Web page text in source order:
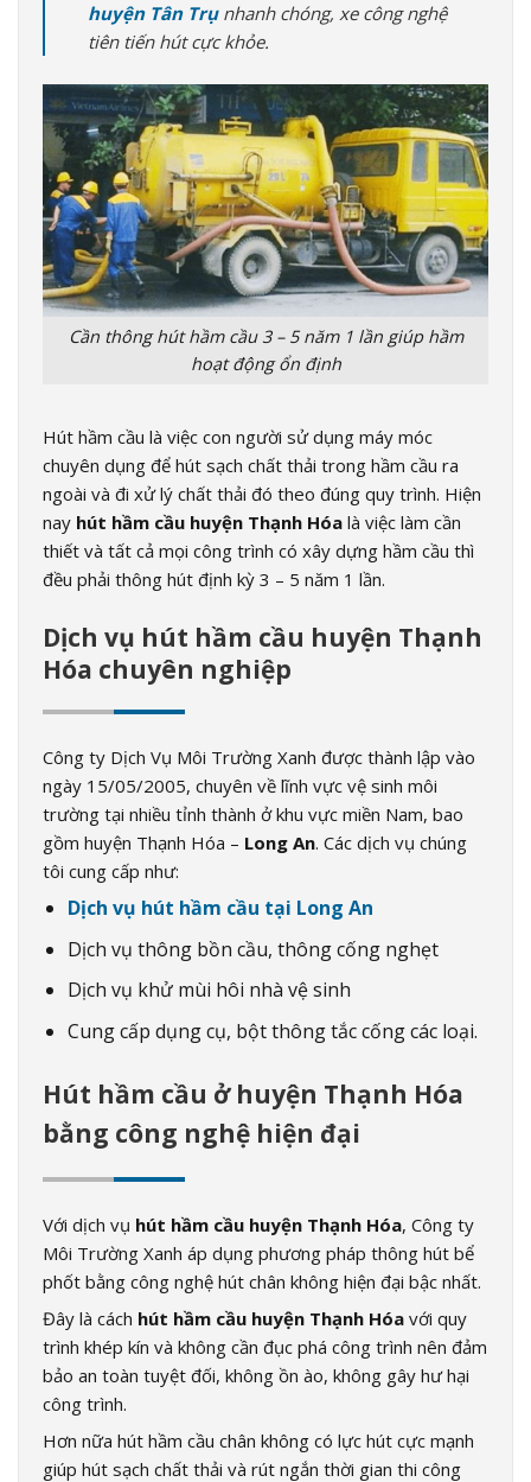
huyện Tân Trụ nhanh chóng, xe công nghệ
tiên tiến hút cực khỏe.
Cần thông hút hầm cầu 3 – 5 năm 1 lần giúp hầm
hoạt động ổn định
Hút hầm cầu là việc con người sử dụng máy móc
chuyên dụng để hút sạch chất thải trong hầm cầu ra
ngoài và đi xử lý chất thải đó theo đúng quy trình. Hiện
nay hút hầm cầu huyện Thạnh Hóa là việc làm cần
thiết và tất cả mọi công trình có xây dựng hầm cầu thì
đều phải thông hút định kỳ 3 – 5 năm 1 lần.
Dịch vụ hút hầm cầu huyện Thạnh
Hóa chuyên nghiệp
Công ty Dịch Vụ Môi Trường Xanh được thành lập vào
ngày 15/05/2005, chuyên về lĩnh vực vệ sinh môi
trường tại nhiều tỉnh thành ở khu vực miền Nam, bao
gồm huyện Thạnh Hóa – Long An. Các dịch vụ chúng
tôi cung cấp như:
Dịch vụ hút hầm cầu tại Long An
Dịch vụ thông bồn cầu, thông cống nghẹt
Dịch vụ khử mùi hôi nhà vệ sinh
Cung cấp dụng cụ, bột thông tắc cống các loại.
Hút hầm cầu ở huyện Thạnh Hóa
bằng công nghệ hiện đại
Với dịch vụ hút hầm cầu huyện Thạnh Hóa, Công ty
Môi Trường Xanh áp dụng phương pháp thông hút bể
phốt bằng công nghệ hút chân không hiện đại bậc nhất.
Đây là cách hút hầm cầu huyện Thạnh Hóa với quy
trình khép kín và không cần đục phá công trình nên đảm
bảo an toàn tuyệt đối, không ồn ào, không gây hư hại
công trình.
Hơn nữa hút hầm cầu chân không có lực hút cực mạnh
giúp hút sạch chất thải và rút ngắn thời gian thi công